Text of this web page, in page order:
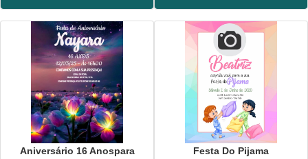
Aniversário 16 Anospara Festa Do Pijama